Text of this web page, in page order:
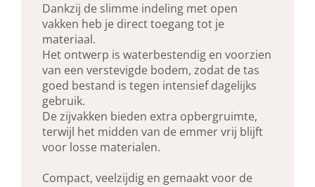
Dankzij de slimme indeling met open
vakken heb je direct toegang tot je
materiaal.
Het ontwerp is waterbestendig en voorzien
van een verstevigde bodem, zodat de tas
goed bestand is tegen intensief dagelijks
gebruik.
De zijvakken bieden extra opbergruimte,
terwijl het midden van de emmer vrij blijft
voor losse materialen.
Compact, veelzijdig en gemaakt voor de